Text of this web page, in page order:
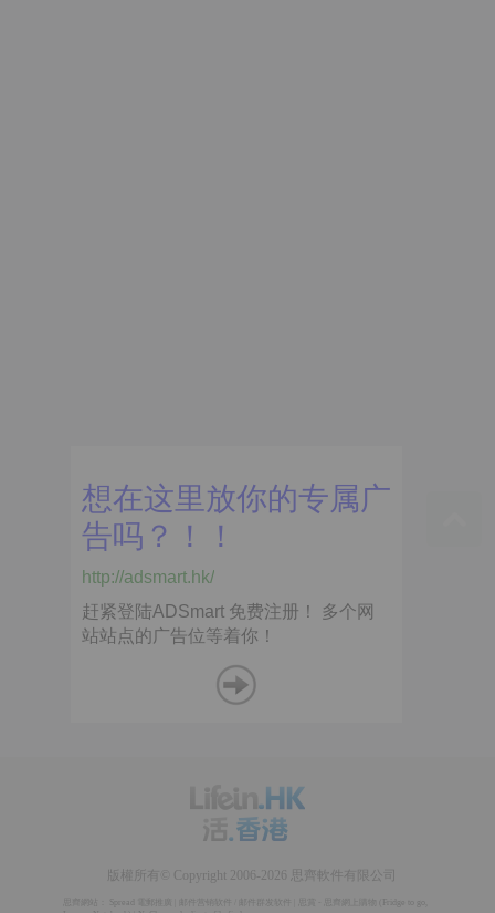
版權所有© Copyright 2006-2026 思齊軟件有限公司
Spread 電郵推廣